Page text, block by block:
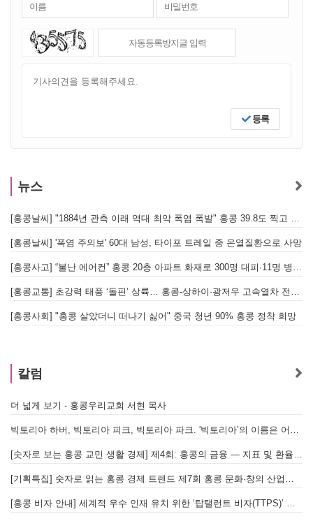
등록
뉴스
[홍콩날씨] "1884년 관측 이래 역대 최악 폭염 폭발" 홍콩 39.8도 찍고 역대 최고 기록 경신
[홍콩날씨] '폭염 주의보' 60대 남성, 타이포 트레일 중 온열질환으로 사망
[홍콩사고] “불난 에어컨” 홍콩 20층 아파트 화재로 300명 대피·11명 병원 이송
[홍콩교통] 초강력 태풍 ‘돌핀’ 상륙… 홍콩-상하이·광저우 고속열차 전면 중단
[홍콩사회] "홍콩 살았더니 떠나기 싫어" 중국 청년 90% 홍콩 정착 희망
칼럼
더 넓게 보기 - 홍콩우리교회 서현 목사
빅토리아 하버, 빅토리아 피크, 빅토리아 파크. '빅토리아’의 이름은 어떻게 온 걸까? - [이승권 원장의 생활칼럼]
[숫자로 보는 홍콩 교민 생활 경제] 제4회: 홍콩의 금융 — 지표 및 환율, MPF 운영 현황
[기획특집] 숫자로 읽는 홍콩 경제 트렌드 제7회 홍콩 문화·창의 산업의 구조와 분야별 동향
[홍콩 비자 안내] 세계적 우수 인재 유치 위한 ‘탑탤런트 비자(TTPS)’ 주요 요건